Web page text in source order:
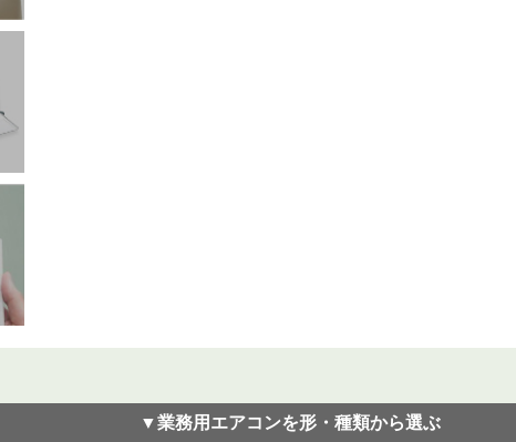
▼業務用エアコンを形・種類から選ぶ